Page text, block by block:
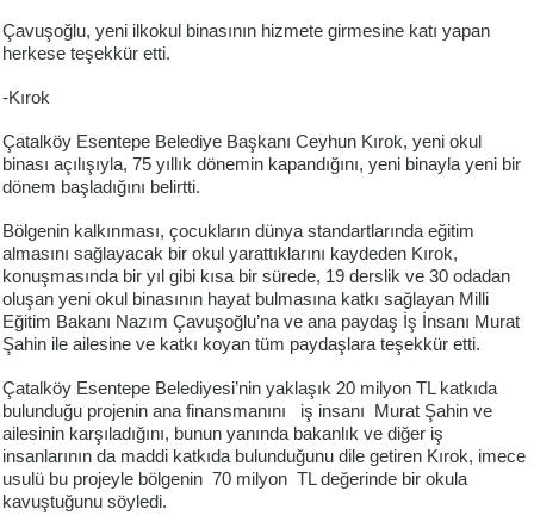
Çavuşoğlu, yeni ilkokul binasının hizmete girmesine katı yapan
herkese teşekkür etti.
-Kırok
Çatalköy Esentepe Belediye Başkanı Ceyhun Kırok, yeni okul
binası açılışıyla, 75 yıllık dönemin kapandığını, yeni binayla yeni bir
dönem başladığını belirtti.
Bölgenin kalkınması, çocukların dünya standartlarında eğitim
almasını sağlayacak bir okul yarattıklarını kaydeden Kırok,
konuşmasında bir yıl gibi kısa bir sürede, 19 derslik ve 30 odadan
oluşan yeni okul binasının hayat bulmasına katkı sağlayan Milli
Eğitim Bakanı Nazım Çavuşoğlu’na ve ana paydaş İş İnsanı Murat
Şahin ile ailesine ve katkı koyan tüm paydaşlara teşekkür etti.
Çatalköy Esentepe Belediyesi’nin yaklaşık 20 milyon TL katkıda
bulunduğu projenin ana finansmanını iş insanı Murat Şahin ve
ailesinin karşıladığını, bunun yanında bakanlık ve diğer iş
insanlarının da maddi katkıda bulunduğunu dile getiren Kırok, imece
usulü bu projeyle bölgenin 70 milyon TL değerinde bir okula
kavuştuğunu söyledi.